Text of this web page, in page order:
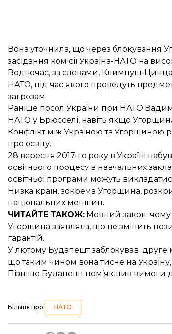
Вона уточнила, що через блокування
засідання комісії Україна-НАТО на
Водночас, за словами, Климпуш-
НАТО, під час якого проведуть
загрозам.
Раніше посол України при НАТО
НАТО у Брюсселі, навіть якщо
Конфлікт між Україною та Угорщиною
про освіту.
28 вересня 2017-го року в Україні
освітнього процесу в навчальних
освітньої програми можуть
Низка країн, зокрема Угорщина,
національних меншин.
ЧИТАЙТЕ ТАКОЖ: Мовний закон: чому
Угорщина заявляла, що не змінить
гарантій.
У лютому Будапештзаблокував друге
що таким чином вона тисне на
Пізніше Будапешт пом’якшив вимоги
Більше про: НАТО